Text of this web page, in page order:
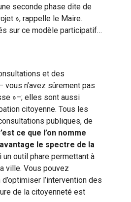
seconde phase dite de
», rappelle le Maire.
sur ce modèle participatif…
et des
n’avez sûrement pas
»–; elles sont aussi
citoyenne. Tous les
publiques, de
ce que l’on nomme
le spectre de la
outil phare permettant à
ville. Vous pouvez
l’intervention des
de la citoyenneté est